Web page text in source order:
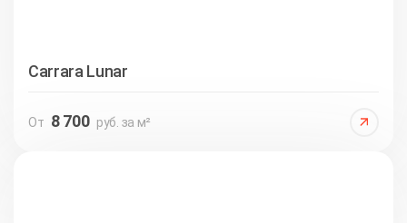
Carrara Lunar
От 8 700 руб. за м²